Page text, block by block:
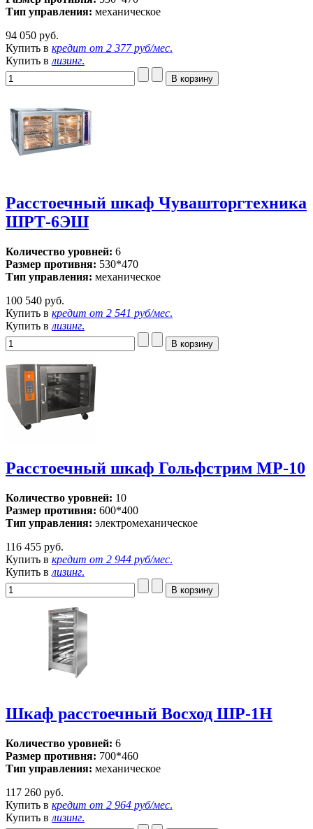
Тип управления: механическое
94 050 руб.
Купить в кредит от 2 377 руб/мес.
Купить в лизинг.
Расстоечный шкаф Чувашторгтехника
ШРТ-6ЭШ
Количество уровней: 6
Размер противня: 530*470
Тип управления: механическое
100 540 руб.
Купить в кредит от 2 541 руб/мес.
Купить в лизинг.
Расстоечный шкаф Гольфстрим MP-10
Количество уровней: 10
Размер противня: 600*400
Тип управления: электромеханическое
116 455 руб.
Купить в кредит от 2 944 руб/мес.
Купить в лизинг.
Шкаф расстоечный Восход ШР-1H
Количество уровней: 6
Размер противня: 700*460
Тип управления: механическое
117 260 руб.
Купить в кредит от 2 964 руб/мес.
Купить в лизинг.